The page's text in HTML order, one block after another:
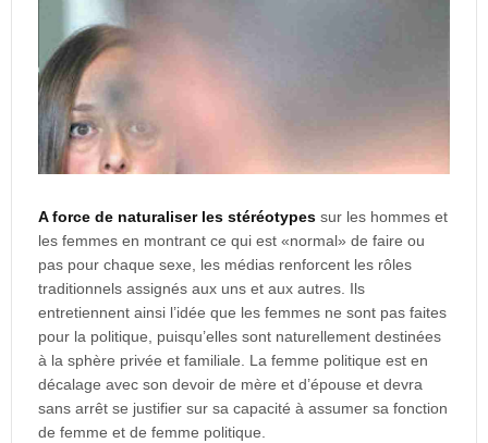
A force de naturaliser les stéréotypes sur les hommes et
les femmes en montrant ce qui est «normal» de faire ou
pas pour chaque sexe, les médias renforcent les rôles
traditionnels assignés aux uns et aux autres. Ils
entretiennent ainsi l’idée que les femmes ne sont pas faites
pour la politique, puisqu’elles sont naturellement destinées
à la sphère privée et familiale. La femme politique est en
décalage avec son devoir de mère et d’épouse et devra
sans arrêt se justifier sur sa capacité à assumer sa fonction
de femme et de femme politique.